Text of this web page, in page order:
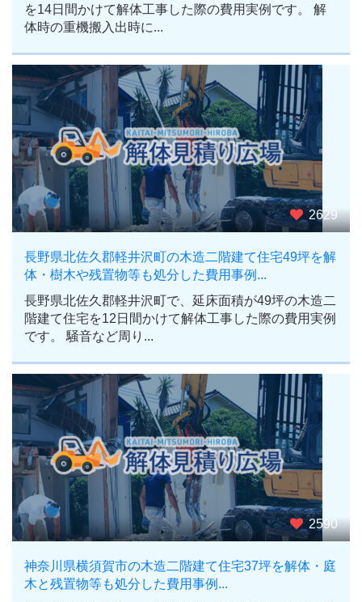
を14日間かけて解体工事した際の費用実例です。 解
体時の重機搬入出時に...
2629
長野県北佐久郡軽井沢町の木造二階建て住宅49坪を解
体・樹木や残置物等も処分した費用事例...
長野県北佐久郡軽井沢町で、延床面積が49坪の木造二
階建て住宅を12日間かけて解体工事した際の費用実例
です。 騒音など周り...
2590
神奈川県横須賀市の木造二階建て住宅37坪を解体・庭
木と残置物等も処分した費用事例...